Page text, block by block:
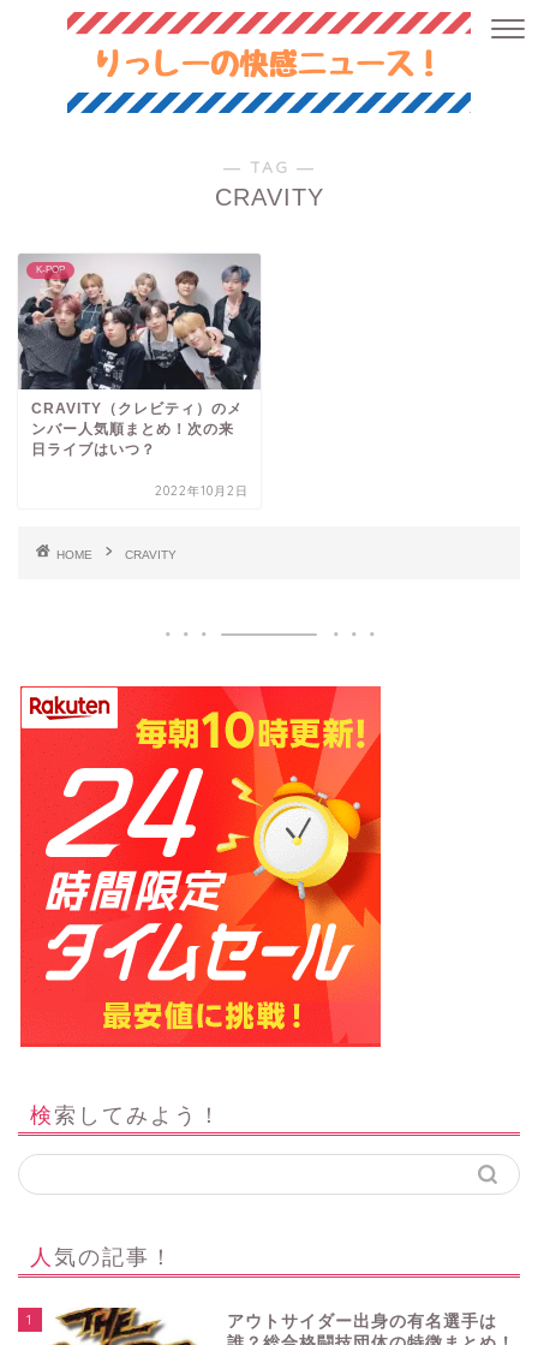
― TAG ―
CRAVITY
K-POP
CRAVITY（クレビティ）のメ
ンバー人気順まとめ！次の来
日ライブはいつ？
2022年10月2日
HOME CRAVITY
検索してみよう！
人気の記事！
1
アウトサイダー出身の有名選手は